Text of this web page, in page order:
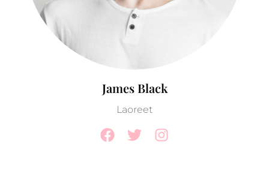
James Black
Laoreet